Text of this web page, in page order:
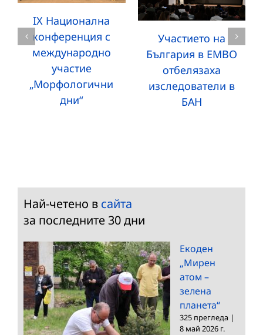
IX Национална
конференция с
международно
участие
„Морфологични
дни“
Участието на
България в EMBO
отбелязаха
изследователи в
БАН
Най-четено в сайта
за последните 30 дни
Екоден
„Мирен
атом –
зелена
планета“
325 прегледа |
8 май 2026 г.